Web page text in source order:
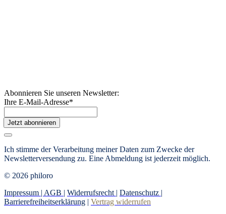
Abonnieren Sie unseren Newsletter:
Ihre E-Mail-Adresse*
Jetzt abonnieren
Ich stimme der Verarbeitung meiner Daten zum Zwecke der
Newsletterversendung zu. Eine Abmeldung ist jederzeit möglich.
© 2026 philoro
Impressum | AGB | Widerrufsrecht | Datenschutz |
Barrierefreiheitserklärung | Vertrag widerrufen